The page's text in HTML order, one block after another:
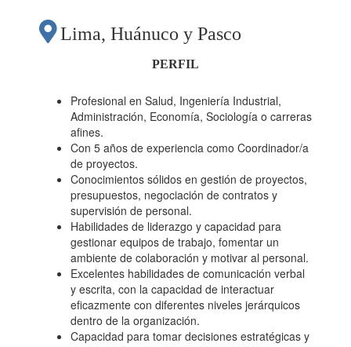
Lima, Huánuco y Pasco
PERFIL
Profesional en Salud, Ingeniería Industrial,
Administración, Economía, Sociología o carreras
afines.
Con 5 años de experiencia como Coordinador/a
de proyectos.
Conocimientos sólidos en gestión de proyectos,
presupuestos, negociación de contratos y
supervisión de personal.
Habilidades de liderazgo y capacidad para
gestionar equipos de trabajo, fomentar un
ambiente de colaboración y motivar al personal.
Excelentes habilidades de comunicación verbal
y escrita, con la capacidad de interactuar
eficazmente con diferentes niveles jerárquicos
dentro de la organización.
Capacidad para tomar decisiones estratégicas y